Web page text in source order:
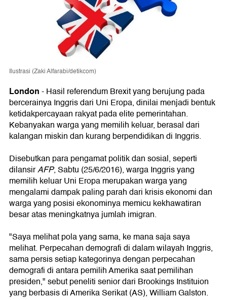
Ilustrasi (Zaki Alfarabi/detikcom)
London-Hasil referendum Brexit yang berujung pada
bercerainya Inggris dari Uni Eropa, dinilai menjadi bentuk
ketidakpercayaan rakyat pada elite pemerintahan.
Kebanyakan warga yang memilih keluar, berasal dari
kalangan miskin dan kurang berpendidikan di Inggris.
Disebutkan para pengamat politik dan sosial, seperti
dilansirAFP, Sabtu (25/6/2016), warga Inggris yang
memilih keluar Uni Eropa merupakan warga yang
mengalami dampak paling parah dari krisis ekonomi dan
warga yang posisi ekonominya memicu kekhawatiran
besar atas meningkatnya jumlah imigran.
"Saya melihat pola yang sama, ke mana saja saya
melihat. Perpecahan demografi di dalam wilayah Inggris,
sama persis setiap kategorinya dengan perpecahan
demografi di antara pemilih Amerika saat pemilihan
presiden," sebut peneliti senior dari Brookings Instituion
yang berbasis di Amerika Serikat (AS), William Galston.